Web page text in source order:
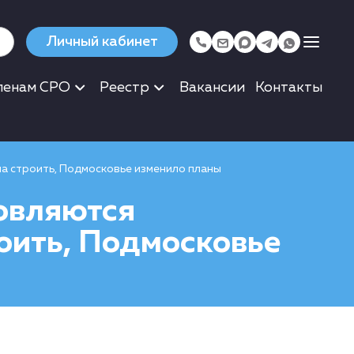
Личный кабинет
СРО Реестр Вакансии Контакты
строить, Подмосковье изменило планы
Подмосковье